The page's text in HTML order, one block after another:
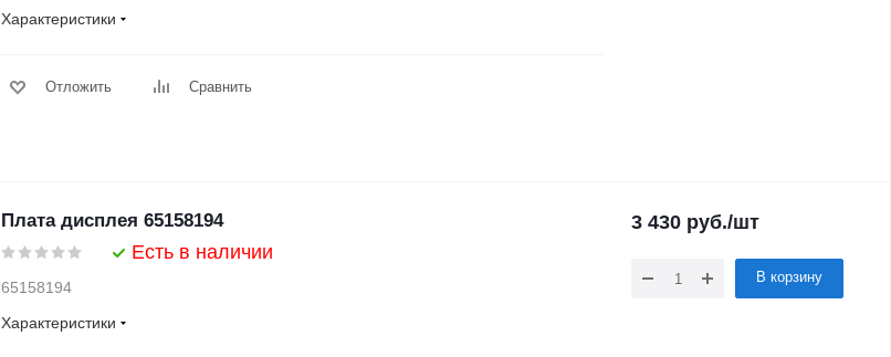
Характеристики
Отложить Сравнить
Плата дисплея 65158194
Есть в наличии
65158194
Характеристики
3 430 руб./шт
В корзину